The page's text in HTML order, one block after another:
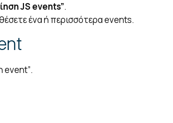
JS events”.
ένα ή περισσότερα events.
event”.